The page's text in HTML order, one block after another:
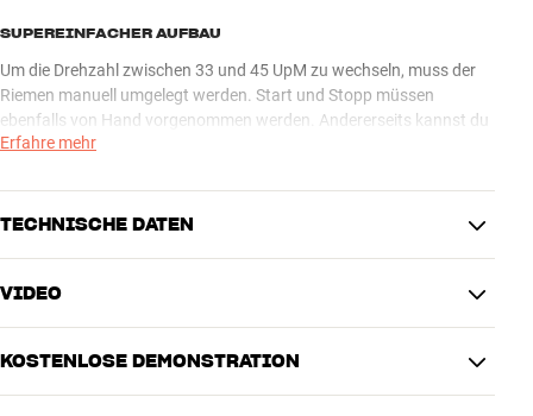
SUPEREINFACHER AUFBAU
Um die Drehzahl zwischen 33 und 45 UpM zu wechseln, muss der
Riemen manuell umgelegt werden. Start und Stopp müssen
ebenfalls von Hand vorgenommen werden. Andererseits kannst du
dich freuen, dass das eingesparte Geld für die Automatik gut in
Mehr von Argon Audio
Erfahre mehr
TECHNISCHE DATEN
PRODUKTDATEN
Antrieb
Riemen-Antrieb
Geschwindigkeit
33, 45
VIDEO
KOSTENLOSE DEMONSTRATION